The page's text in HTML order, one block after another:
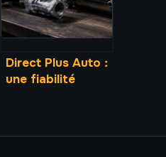
Direct Plus Auto :
une fiabilité